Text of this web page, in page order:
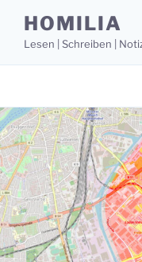
Inhalt
springen
HOMILIA
Lesen | Schreiben |